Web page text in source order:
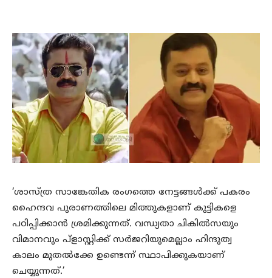
‘ശാസ്ത്ര സാങ്കേതിക രംഗത്തെ നേട്ടങ്ങൾക്ക് പകരം
ഹൈന്ദവ പുരാണത്തിലെ മിത്തുകളാണ് കുട്ടികളെ
പഠിപ്പിക്കാൻ ശ്രമിക്കുന്നത്. വന്ധ്യതാ ചികിൽസയും
വിമാനവും പ്‌ളാസ്റ്റിക്ക് സർജറിയുമെല്ലാം ഹിന്ദുത്വ
കാലം മുതൽക്കേ ഉണ്ടെന്ന് സ്ഥാപിക്കുകയാണ്
ചെയ്യുന്നത്.’